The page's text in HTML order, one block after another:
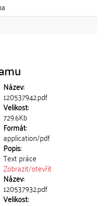
Název:
120537942.pdf
Velikost:
729.6Kb
Formát:
application/pdf
Popis:
Text práce
Zobrazit/otevřít
Název:
120537932.pdf
Velikost: